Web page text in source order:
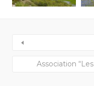
Association